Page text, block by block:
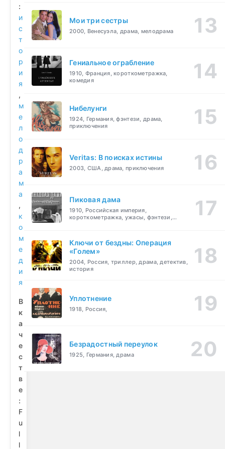
:
и
с
т
о
р
и
я
,
м
е
л
о
д
р
а
м
а
,
к
о
м
е
д
и
я
В
к
а
ч
е
с
т
в
е
:
F
u
l
l
Мои три сестры
2000, Венесуэла, драма, мелодрама
Гениальное ограбление
1910, Франция, короткометражка,
комедия
Нибелунги
1924, Германия, фэнтези, драма,
приключения
Veritas: В поисках истины
2003, США, драма, приключения
Пиковая дама
1910, Российская империя,
короткометражка, ужасы, фэнтези,
Ключи от бездны: Операция
«Голем»
2004, Россия, триллер, драма, детектив,
история
Уплотнение
1918, Россия,
Безрадостный переулок
1925, Германия, драма